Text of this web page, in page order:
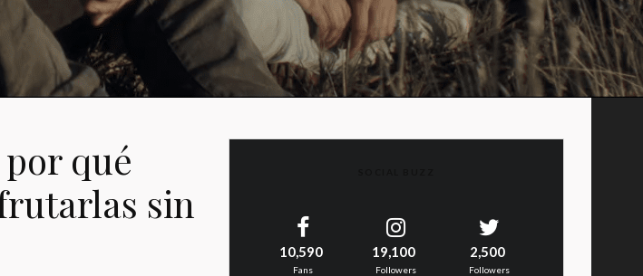
qué
sin
10,590
Fans
19,100
Followers
2,500
Followers